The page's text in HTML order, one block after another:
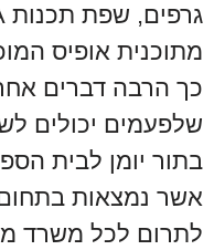
מתוכנית אופיס
כך הרבה דברים
שלפעמים יכולים
בתור יומן לבית
אשר נמצאות
לתרום לכל משרד